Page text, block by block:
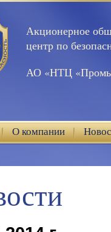
Акционерное
центр по
АО «НТЦ
О компании